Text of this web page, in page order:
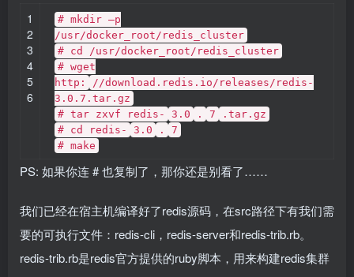
1
2
3
4
5
6
# mkdir –p
/usr/docker_root/redis_cluster
# cd /usr/docker_root/redis_cluster
# wget
http:
//download.redis.io/releases/redis-
3.0.7.tar.gz
# tar zxvf redis-
3.0 . 7
.tar.gz
# cd redis-
3.0 .
7
# make
PS: 如果你连 # 也复制了，那你还是别看了……
我们已经在宿主机编译好了redis源码，在src路径下有我们需
要的可执行文件：redis-cli，redis-server和redis-trib.rb。
redis-trib.rb是redis官方提供的ruby脚本，用来构建redis集群